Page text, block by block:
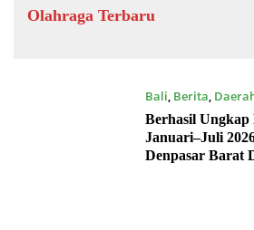
Olahraga Terbaru
Bali, Berita,
16/07/2026
Berhasil Ungkap
Januari–Juli
Denpasar Barat